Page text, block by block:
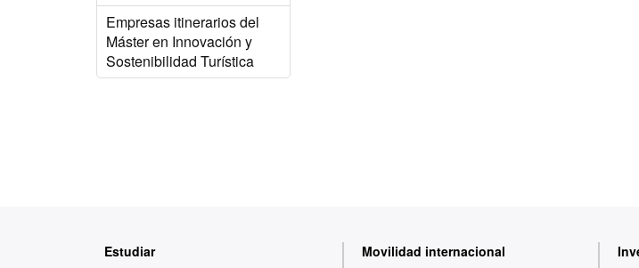
Empresas itinerarios del
Máster en Innovación y
Sostenibilidad Turística
Estudiar
Movilidad internacional